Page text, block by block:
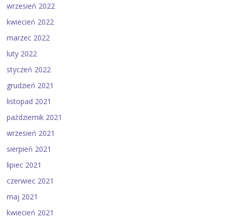
wrzesień 2022
kwiecień 2022
marzec 2022
luty 2022
styczeń 2022
grudzień 2021
listopad 2021
październik 2021
wrzesień 2021
sierpień 2021
lipiec 2021
czerwiec 2021
maj 2021
kwiecień 2021